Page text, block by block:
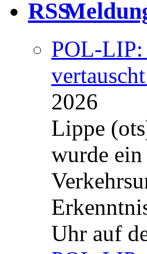
POL-
2026
Lippe
wurde
Uhr auf